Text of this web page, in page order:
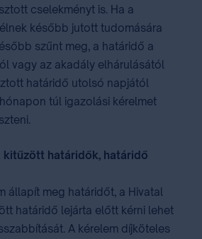
cselekményt is. Ha a
később jutott tudomására
szűnt meg, a határidő a
vagy az akadály elhárulásától
határidő utolsó napjától
túl igazolási kérelmet
kitűzött határidők, határidő
állapít meg határidőt, a Hivatal
határidő lejárta előtt kérni lehet
A kérelem díjköteles